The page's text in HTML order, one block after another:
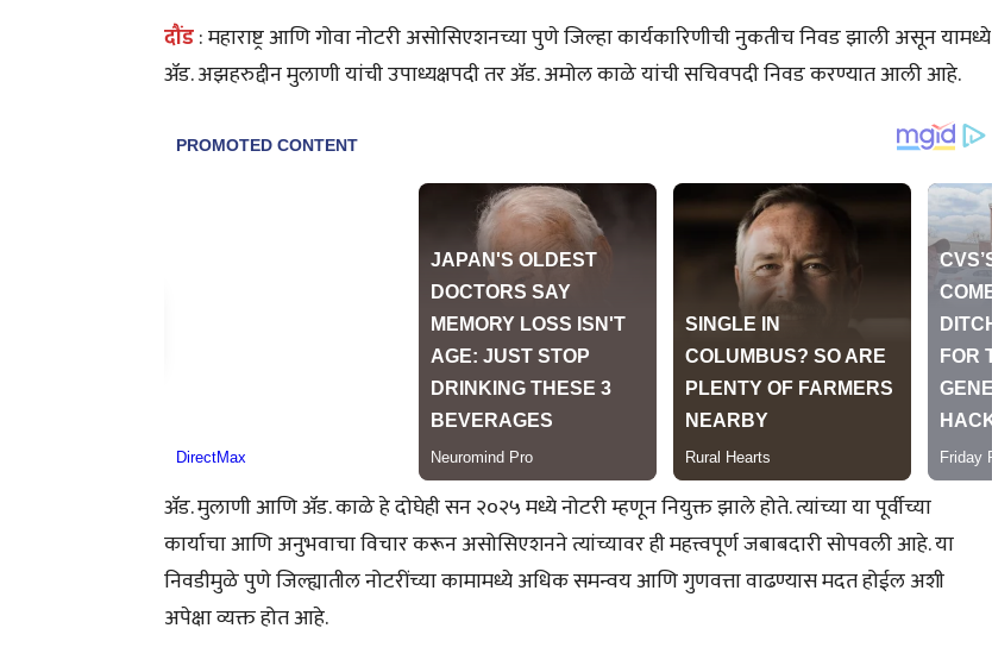
दौंड: महाराष्ट्र आणि गोवा नोटरी असोसिएशनच्या पुणे जिल्हा कार्यकारिणीची नुकतीच निवड झाली असून यामध्ये
ॲड. अझहरुद्दीन मुलाणी यांची उपाध्यक्षपदी तर ॲड. अमोल काळे यांची सचिवपदी निवड करण्यात आली आहे.
ॲड. मुलाणी आणि ॲड. काळे हे दोघेही सन २०२५ मध्ये नोटरी म्हणून नियुक्त झाले होते. त्यांच्या या पूर्वीच्या
कार्याचा आणि अनुभवाचा विचार करून असोसिएशनने त्यांच्यावर ही महत्त्वपूर्ण जबाबदारी सोपवली आहे. या
निवडीमुळे पुणे जिल्ह्यातील नोटरींच्या कामामध्ये अधिक समन्वय आणि गुणवत्ता वाढण्यास मदत होईल अशी
अपेक्षा व्यक्त होत आहे.